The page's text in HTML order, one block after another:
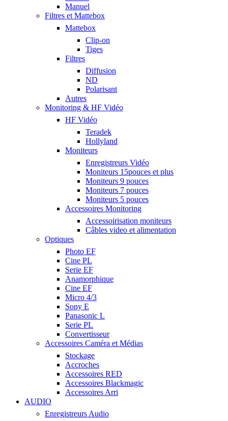
Manuel
Filtres et Mattebox
Mattebox
Clip-on
Tiges
Filtres
Diffusion
ND
Polarisant
Autres
Monitoring & HF Vidéo
HF Vidéo
Teradek
Hollyland
Moniteurs
Enregistreurs Vidéo
Moniteurs 15pouces et plus
Moniteurs 9 pouces
Moniteurs 7 pouces
Moniteurs 5 pouces
Accessoires Monitoring
Accessoirisation moniteurs
Câbles video et alimentation
Optiques
Photo EF
Cine PL
Serie EF
Anamorphique
Cine EF
Micro 4/3
Sony E
Panasonic L
Serie PL
Convertisseur
Accessoires Caméra et Médias
Stockage
Accroches
Accessoires RED
Accessoires Blackmagic
Accessoires Arri
AUDIO
Enregistreurs Audio